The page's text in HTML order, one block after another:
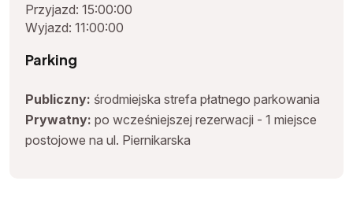
Przyjazd: 15:00:00
Wyjazd: 11:00:00
Parking
Publiczny: środmiejska strefa płatnego parkowania
Prywatny: po wcześniejszej rezerwacji - 1 miejsce
postojowe na ul. Piernikarska